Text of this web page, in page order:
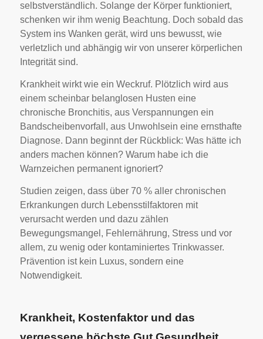
selbstverständlich. Solange der Körper funktioniert,
schenken wir ihm wenig Beachtung. Doch sobald das
System ins Wanken gerät, wird uns bewusst, wie
verletzlich und abhängig wir von unserer körperlichen
Integrität sind.
Krankheit wirkt wie ein Weckruf. Plötzlich wird aus
einem scheinbar belanglosen Husten eine
chronische Bronchitis, aus Verspannungen ein
Bandscheibenvorfall, aus Unwohlsein eine ernsthafte
Diagnose. Dann beginnt der Rückblick: Was hätte ich
anders machen können? Warum habe ich die
Warnzeichen permanent ignoriert?
Studien zeigen, dass über 70 % aller chronischen
Erkrankungen durch Lebensstilfaktoren mit
verursacht werden und dazu zählen
Bewegungsmangel, Fehlernährung, Stress und vor
allem, zu wenig oder kontaminiertes Trinkwasser.
Prävention ist kein Luxus, sondern eine
Notwendigkeit.
Krankheit, Kostenfaktor und das